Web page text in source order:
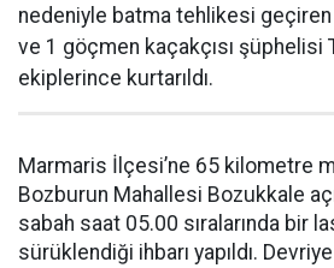
nedeniyle batma tehlikesi
ve 1 göçmen kaçakçısı şüphelisi
ekiplerince kurtarıldı.
Marmaris İlçesi’ne 65 kilometre
Bozburun Mahallesi Bozukkale
sabah saat 05.00 sıralarında bir
sürüklendiği ihbarı yapıldı.